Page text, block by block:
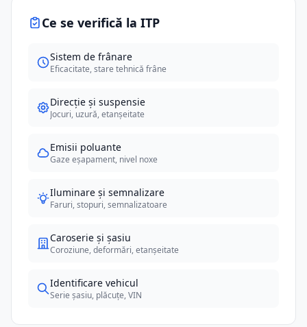
Ce se verifică la ITP
Sistem de frânare
Eficacitate, stare tehnică frâne
Direcție și suspensie
Jocuri, uzură, etanșeitate
Emisii poluante
Gaze eșapament, nivel noxe
Iluminare și semnalizare
Faruri, stopuri, semnalizatoare
Caroserie și șasiu
Coroziune, deformări, etanșeitate
Identificare vehicul
Serie șasiu, plăcuțe, VIN